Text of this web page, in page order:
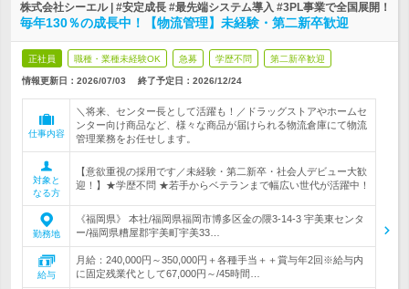
株式会社シーエル | #安定成長 #最先端システム導入 #3PL事業で全国展開！
毎年130％の成長中！【物流管理】未経験・第二新卒歓迎
正社員 職種・業種未経験OK 急募 学歴不問 第二新卒歓迎
情報更新日：2026/07/03 終了予定日： 2026/12/24
仕事内容
＼将来、センター長として活躍も！／ドラッグストアやホームセ
ンター向け商品など、様々な商品が届けられる物流倉庫にて物流
管理業務をお任せします。
対象と
なる方
【意欲重視の採用です／未経験・第二新卒・社会人デビュー大歓
迎！】★学歴不問 ★若手からベテランまで幅広い世代が活躍中！
勤務地
《福岡県》 本社/福岡県福岡市博多区金の隈3-14-3 宇美東センタ
ー/福岡県糟屋郡宇美町宇美33…
給与
月給：240,000円～350,000円＋各種手当＋＋賞与年2回※給与内
に固定残業代として67,000円～/45時間…